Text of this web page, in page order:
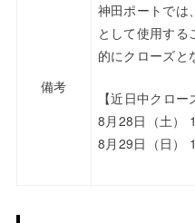
備考
神田ポートでは
として使用する
的にクローズと
【近日中クロー
8月28日（土）
8月29日（日）